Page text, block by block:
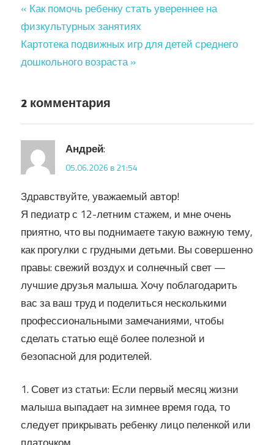
Навигация
по
« Как помочь ребенку стать увереннее на
физкультурных занятиях
Картотека подвижных игр для детей среднего
дошкольного возраста »
2 комментария
Андрей:
05.06.2026 в 21:54
Здравствуйте, уважаемый автор!
Я педиатр с 12-летним стажем, и мне очень
приятно, что вы поднимаете такую важную тему,
как прогулки с грудными детьми. Вы совершенно
правы: свежий воздух и солнечный свет —
лучшие друзья малыша. Хочу поблагодарить
вас за ваш труд и поделиться несколькими
профессиональными замечаниями, чтобы
сделать статью ещё более полезной и
безопасной для родителей.
1. Совет из статьи: Если первый месяц жизни
малыша выпадает на зимнее время года, то
следует прикрывать ребенку лицо пеленкой или